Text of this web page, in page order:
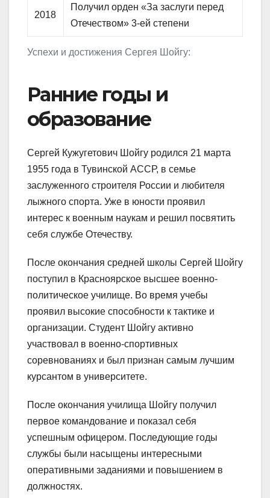
Успехи и достижения Сергея Шойгу:
2018
Получил орден «За заслуги перед
Отечеством» 3-ей степени
Ранние годы и
образование
Сергей Кужугетович Шойгу родился 21 марта
1955 года в Тувинской АССР, в семье
заслуженного строителя России и любителя
лыжного спорта. Уже в юности проявил
интерес к военным наукам и решил посвятить
себя службе Отечеству.
После окончания средней школы Сергей Шойгу
поступил в Красноярское высшее военно-
политическое училище. Во время учебы
проявил высокие способности к тактике и
организации. Студент Шойгу активно
участвовал в военно-спортивных
соревнованиях и был признан самым лучшим
курсантом в университете.
После окончания училища Шойгу получил
первое командование и показал себя
успешным офицером. Последующие годы
службы были насыщены интересными
оперативными заданиями и повышением в
должностях.